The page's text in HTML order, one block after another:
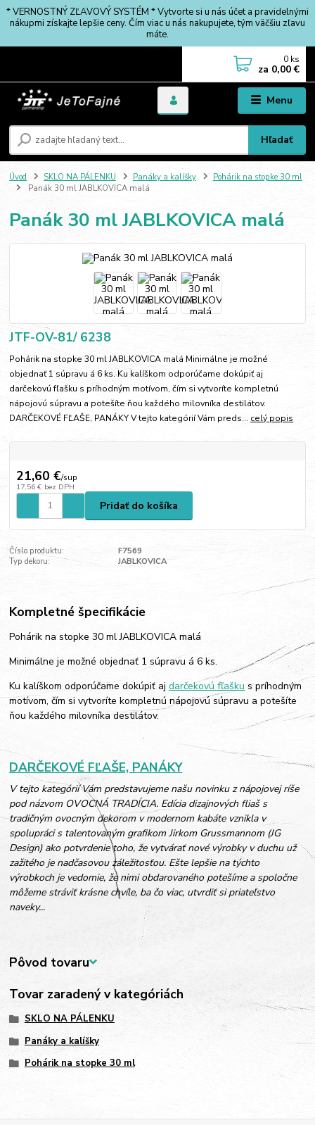
* VERNOSTNÝ ZĽAVOVÝ SYSTÉM * Vytvorte si u nás účet a pravidelnými
nákupmi získajte lepšie ceny. Čím viac u nás nakupujete, tým väčšiu zľavu
máte.
Menu
Hľadať
0 ks
za 0,00 €
Úvod SKLO NA PÁLENKU Panáky a kalíšky
Pohárik na stopke 30 ml
Panák 30 ml JABLKOVICA malá
Panák 30 ml JABLKOVICA malá
JTF-OV-81/ 6238
Pohárik na stopke 30 ml JABLKOVICA malá Minimálne je možné
objednať 1 súpravu á 6 ks. Ku kalíškom odporúčame dokúpiť aj
darčekovú fľašku s príhodným motívom, čím si vytvoríte kompletnú
nápojovú súpravu a potešíte ňou každého milovníka destilátov.
DARČEKOVÉ FĽAŠE, PANÁKY V tejto kategórií Vám preds... celý popis
21,60 €/sup
17,56 € bez DPH
Pridať do košíka
Číslo produktu:
F7569
Typ dekoru:
JABLKOVICA
Kompletné špecifikácie
Pohárik na stopke 30 ml JABLKOVICA malá
Minimálne je možné objednať 1 súpravu á 6 ks.
Ku kalíškom odporúčame dokúpiť ajdarčekovú fľašku s príhodným
motívom, čím si vytvoríte kompletnú nápojovú súpravu a potešíte
ňou každého milovníka destilátov.
DARČEKOVÉ FĽAŠE, PANÁKY
V tejto kategórií Vám predstavujeme našu novinku z nápojovej ríše
pod názvom OVOCNÁ TRADÍCIA. Edícia dizajnových fliaš s
tradičným ovocným dekorom v modernom kabáte vznikla v
spolupráci s talentovaným grafikom Jirkom Grussmannom (JG
Design) ako potvrdenie toho, že vytvárať nové výrobky v duchu už
zažitého je nadčasovou záležitosťou. Ešte lepšie na týchto
výrobkoch je vedomie, že nimi obdarovaného potešíme a spoločne
môžeme stráviť krásne chvíle, ba čo viac, utvrdiť si priateľstvo
naveky...
Pôvod tovaru
Tovar zaradený v kategóriách
SKLO NA PÁLENKU
Panáky a kalíšky
Pohárik na stopke 30 ml